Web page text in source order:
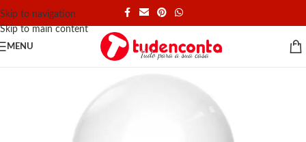
Skip to navigation
Skip to main content
MENU